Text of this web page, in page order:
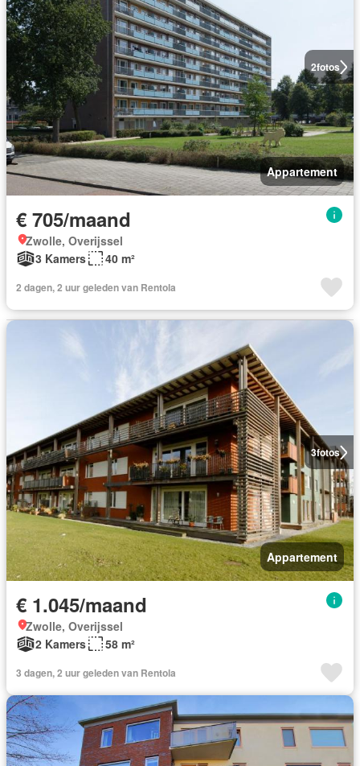
2fotos
Appartement
€ 705/maand
Zwolle, Overijssel
3 Kamers
40 m²
2 dagen, 2 uur geleden van Rentola
3fotos
Appartement
€ 1.045/maand
Zwolle, Overijssel
2 Kamers
58 m²
3 dagen, 2 uur geleden van Rentola